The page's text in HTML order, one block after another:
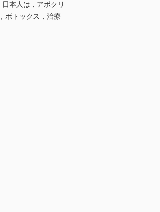
本人は，アポクリ
ボトックス，治療